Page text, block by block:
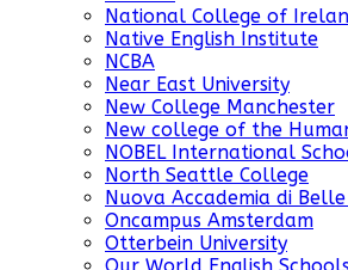
National College of
Native English Institute
NCBA
Near East University
New College Manchester
New college of the
NOBEL International
North Seattle College
Nuova Accademia di
Oncampus Amsterdam
Otterbein University